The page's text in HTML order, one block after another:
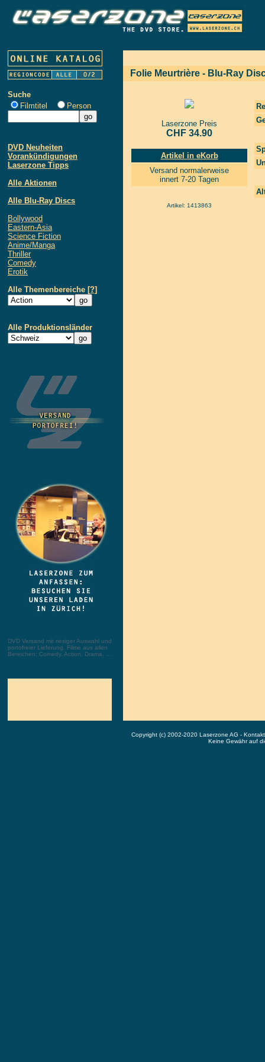
Suche
Filmtitel
Person
DVD Neuheiten
Vorankündigungen
Laserzone Tipps
Alle Aktionen
Alle Blu-Ray Discs
Bollywood
Eastern-Asia
Science Fiction
Anime/Manga
Thriller
Comedy
Erotik
Alle Themenbereiche [?]
Alle Produktionsländer
DVD Versand mit riesiger Auswahl und
portofreier Lieferung. Filme aus allen
Bereichen: Comedy, Action, Drama, ...
Folie Meurtrière - Blu-Ray
Laserzone Preis
CHF 34.90
Artikel in eKorb
Versand normalerweise
innert 7-20 Tagen
Artikel: 1413863
Copyright (c) 2002-2020 Laserzone AG -
Keine Gewähr auf